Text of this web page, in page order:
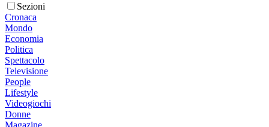
Sezioni
Cronaca
Mondo
Economia
Politica
Spettacolo
Televisione
People
Lifestyle
Videogiochi
Donne
Magazine